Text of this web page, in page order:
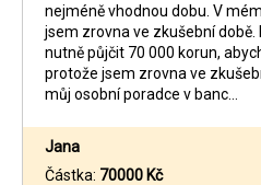
nejméně vhodnou dobu. V
jsem zrovna ve zkušební
nutně půjčit 70 000 korun,
protože jsem zrovna ve
můj osobní poradce v banc…
Jana
Částka: 70000 Kč